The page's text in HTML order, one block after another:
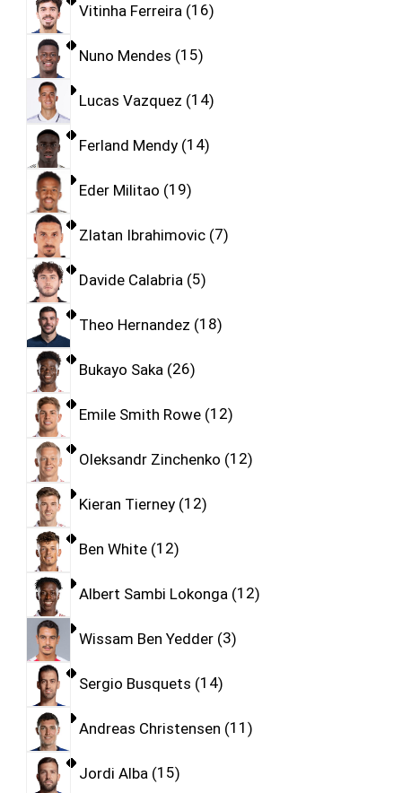
Vitinha Ferreira 16
Nuno Mendes 15
Lucas Vazquez 14
Ferland Mendy 14
Eder Militao 19
Zlatan Ibrahimovic 7
Davide Calabria 5
Theo Hernandez 18
Bukayo Saka 26
Emile Smith Rowe 12
Oleksandr Zinchenko 12
Kieran Tierney 12
Ben White 12
Albert Sambi Lokonga 12
Wissam Ben Yedder 3
Sergio Busquets 14
Andreas Christensen 11
Jordi Alba 15